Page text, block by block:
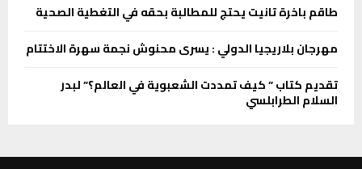
طاقم باخرة تانيت يحتج للمطالبة بحقه في التغطية الصحية
مهرجان بلاريجيا الدولي : يسرى محنوش نجمة سهرة الاختتام
تقديم كتاب ” كيف تمددت الشعبوية في العالم؟” لبدر
السلام الطرابلسي